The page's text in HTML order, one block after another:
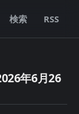
検索 RSS
年6月26